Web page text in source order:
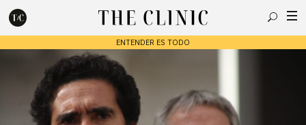
ENTENDER ES TODO
Escribe lo que deseas y presiona enter para buscar